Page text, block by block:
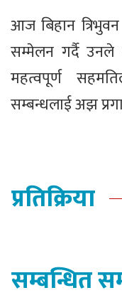
आज बिहान त्रिभुवन
सम्मेलन गर्दै उनले
महत्वपूर्ण
सम्बन्धलाई अझ
प्रतिक्रिया
सम्बन्धित